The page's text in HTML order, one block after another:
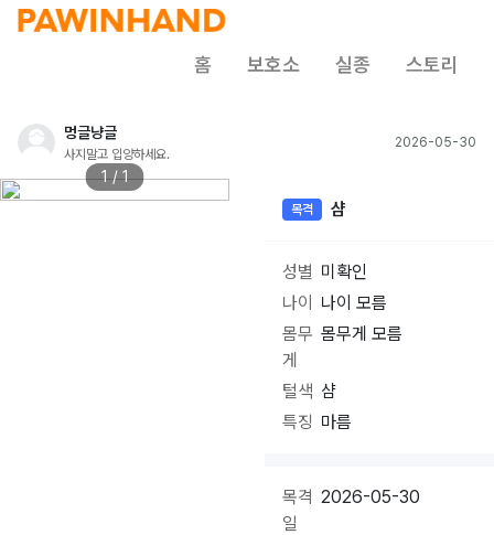
홈 보호소 실종 스토리
멍글냥글
사지말고 입양하세요.
2026-05-30
1 / 1
목격 샴
성별 미확인
나이
나이 모름
몸무
게
몸무게 모름
털색 샴
특징 마름
목격
일
2026-05-30